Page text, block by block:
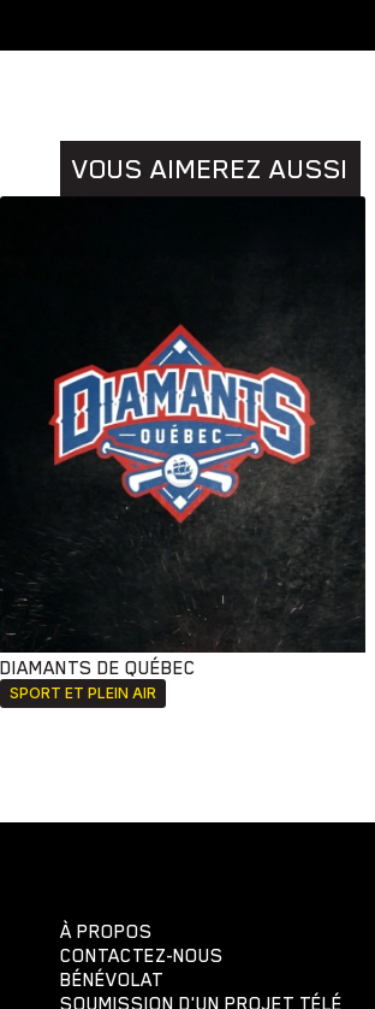
VOUS AIMEREZ AUSSI
DIAMANTS DE QUÉBEC
SPORT ET PLEIN AIR
À PROPOS
CONTACTEZ-NOUS
BÉNÉVOLAT
SOUMISSION D'UN PROJET TÉLÉ